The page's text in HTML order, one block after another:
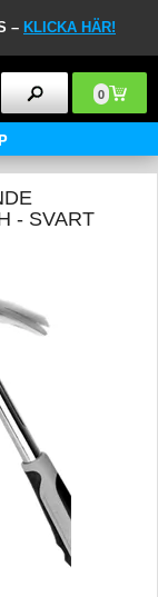
– KLICKA HÄR!
0
- SVART